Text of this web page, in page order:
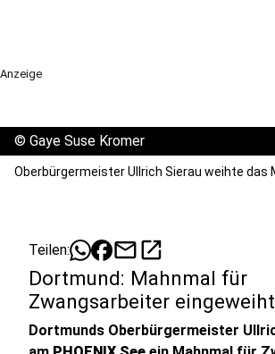
Anzeige
© Gaye Suse Kromer
Oberbürgermeister Ullrich Sierau weihte das
Teilen: mailopen_in_new
Dortmund: Mahnmal für
Zwangsarbeiter eingeweiht
Dortmunds Oberbürgermeister